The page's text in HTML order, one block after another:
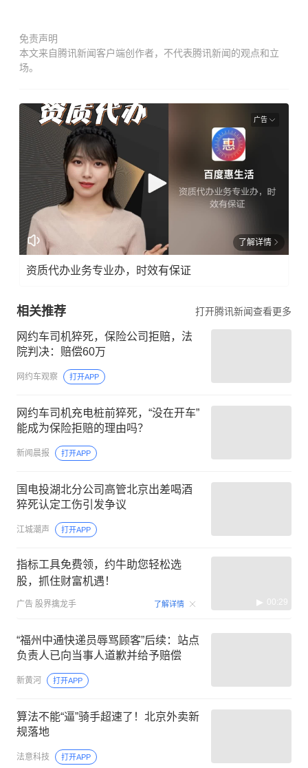
免责声明
本文来自腾讯新闻客户端创作者，不代表腾讯新闻的观点和立
场。
广告
了解详情
资质代办业务专业办，时效有保证
相关推荐 打开腾讯新闻查看更多
网约车司机猝死，保险公司拒赔，法
院判决：赔偿60万
网约车观察 打开APP
网约车司机充电桩前猝死，“没在开车”
能成为保险拒赔的理由吗？
新闻晨报 打开APP
国电投湖北分公司高管北京出差喝酒
猝死认定工伤引发争议
江城潮声 打开APP
指标工具免费领，约牛助您轻松选
股，抓住财富机遇！
广告 股界擒龙手 了解详情 00:29
“福州中通快递员辱骂顾客”后续：站点
负责人已向当事人道歉并给予赔偿
新黄河 打开APP
算法不能“逼”骑手超速了！北京外卖新
规落地
法意科技 打开APP